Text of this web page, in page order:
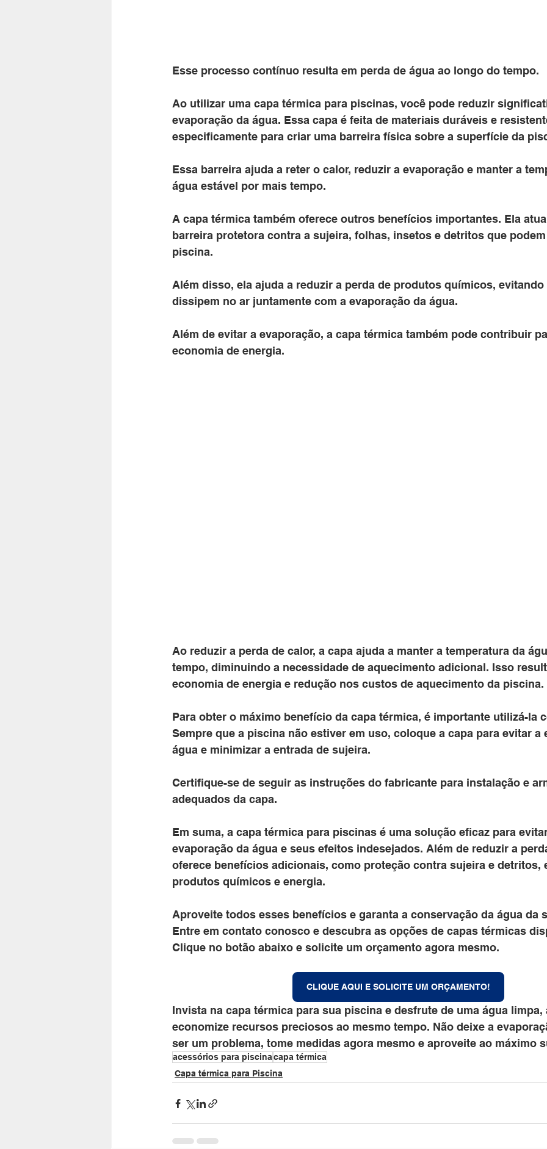
Esse processo contínuo resulta em perda de água ao longo do tempo.
Ao utilizar uma capa térmica para piscinas, você pode reduzir
evaporação da água. Essa capa é feita de materiais duráveis e
especificamente para criar uma barreira física sobre a superfície da
Essa barreira ajuda a reter o calor, reduzir a evaporação e manter a
água estável por mais tempo.
A capa térmica também oferece outros benefícios importantes. Ela
barreira protetora contra a sujeira, folhas, insetos e detritos que
piscina.
Além disso, ela ajuda a reduzir a perda de produtos químicos,
dissipem no ar juntamente com a evaporação da água.
Além de evitar a evaporação, a capa térmica também pode contribuir
economia de energia.
Ao reduzir a perda de calor, a capa ajuda a manter a temperatura da
tempo, diminuindo a necessidade de aquecimento adicional. Isso
economia de energia e redução nos custos de aquecimento da piscina.
Para obter o máximo benefício da capa térmica, é importante utilizá-la
Sempre que a piscina não estiver em uso, coloque a capa para evitar a
água e minimizar a entrada de sujeira.
Certifique-se de seguir as instruções do fabricante para instalação e
adequados da capa.
Em suma, a capa térmica para piscinas é uma solução eficaz para
evaporação da água e seus efeitos indesejados. Além de reduzir a
oferece benefícios adicionais, como proteção contra sujeira e detritos,
produtos químicos e energia.
Aproveite todos esses benefícios e garanta a conservação da água da
Entre em contato conosco e descubra as opções de capas térmicas
Clique no botão abaixo e solicite um orçamento agora mesmo.
CLIQUE AQUI E SOLICITE UM ORÇAMENTO!
Invista na capa térmica para sua piscina e desfrute de uma água
economize recursos preciosos ao mesmo tempo. Não deixe a
ser um problema, tome medidas agora mesmo e aproveite ao máximo
acessórios para piscinacapa térmica
Capa térmica para Piscina